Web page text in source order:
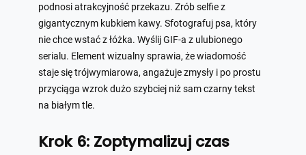
podnosi atrakcyjność przekazu. Zrób selfie z
gigantycznym kubkiem kawy. Sfotografuj psa, który
nie chce wstać z łóżka. Wyślij GIF-a z ulubionego
serialu. Element wizualny sprawia, że wiadomość
staje się trójwymiarowa, angażuje zmysły i po prostu
przyciąga wzrok dużo szybciej niż sam czarny tekst
na białym tle.
Krok 6: Zoptymalizuj czas